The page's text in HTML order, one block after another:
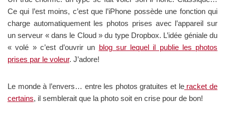
Ce qui l’est moins, c’est que l’iPhone possède une fonction qui
charge automatiquement les photos prises avec l’appareil sur
un serveur « dans le Cloud » du type Dropbox. L’idée géniale du
« volé » c’est d’ouvrir un blog sur lequel il publie les photos
prises par le voleur. J’adore!
Le monde à l’envers… entre les photos gratuites et leracket de
certains, il semblerait que la photo soit en crise pour de bon!